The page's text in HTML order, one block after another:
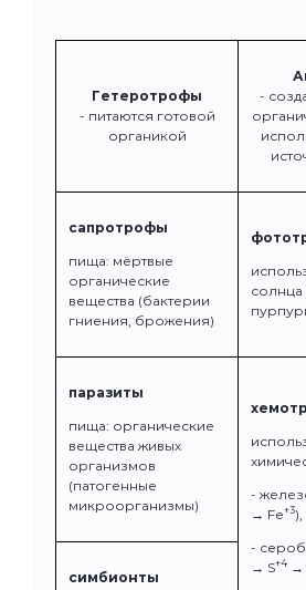
Гетеротрофы
- питаются готовой
органикой
-
сапротрофы
пища: мёртвые
органические
вещества (бактерии
гниения, брожения)
солнца
паразиты
пища: органические
вещества живых
организмов
(патогенные
микроорганизмы)
-
→ Fe+3),
-
→ S+4 →
симбионты